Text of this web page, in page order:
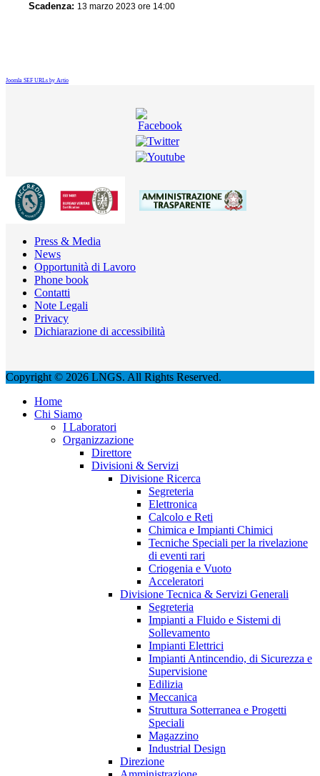
Scadenza: 13 marzo 2023 ore 14:00
Joomla SEF URLs by Artio
Press & Media
News
Opportunità di Lavoro
Phone book
Contatti
Note Legali
Privacy
Dichiarazione di accessibilità
Copyright © 2026 LNGS. All Rights Reserved.
Home
Chi Siamo
I Laboratori
Organizzazione
Direttore
Divisioni & Servizi
Divisione Ricerca
Segreteria
Elettronica
Calcolo e Reti
Chimica e Impianti Chimici
Tecniche Speciali per la rivelazione
di eventi rari
Criogenia e Vuoto
Acceleratori
Divisione Tecnica & Servizi Generali
Segreteria
Impianti a Fluido e Sistemi di
Sollevamento
Impianti Elettrici
Impianti Antincendio, di Sicurezza e
Supervisione
Edilizia
Meccanica
Struttura Sotterranea e Progetti
Speciali
Magazzino
Industrial Design
Direzione